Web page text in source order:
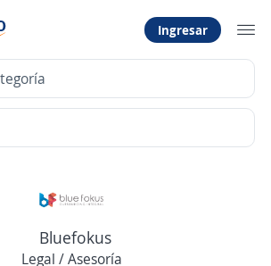
Ingresar
Bluefokus
Legal / Asesoría